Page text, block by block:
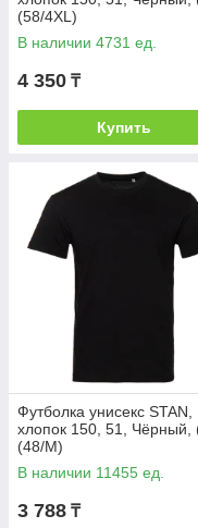
(58/4XL)
В наличии 4731 ед.
4 350 ₸
Купить
Футболка унисекс STAN,
хлопок 150, 51, Чёрный,
(48/M)
В наличии 11455 ед.
3 788 ₸